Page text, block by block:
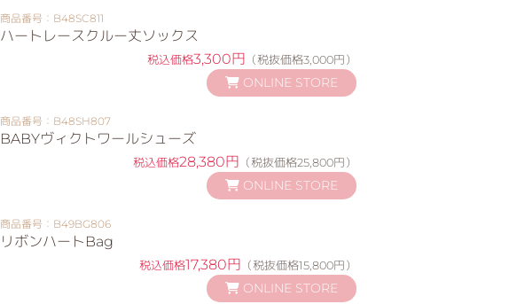
商品番号：B48SC811
ハートレースクルー丈ソックス
税込価格3,300円 （税抜価格3,000円）
ONLINE STORE
商品番号：B48SH807
BABYヴィクトワールシューズ
税込価格28,380円 （税抜価格25,800円）
ONLINE STORE
商品番号：B49BG806
リボンハートBag
税込価格17,380円 （税抜価格15,800円）
ONLINE STORE